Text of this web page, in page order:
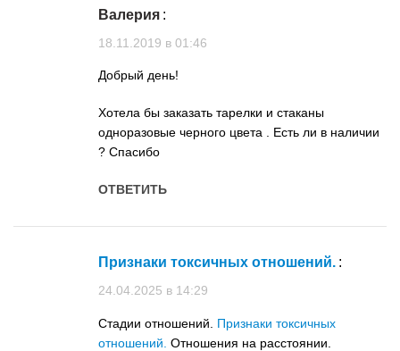
Валерия :
18.11.2019 в 01:46
Добрый день!
Хотела бы заказать тарелки и стаканы
одноразовые черного цвета . Есть ли в наличии
? Спасибо
ОТВЕТИТЬ
Признаки токсичных отношений. :
24.04.2025 в 14:29
Стадии отношений. Признаки токсичных
отношений. Отношения на расстоянии.